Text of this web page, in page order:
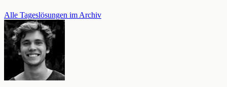
Alle Tageslösungen im Archiv